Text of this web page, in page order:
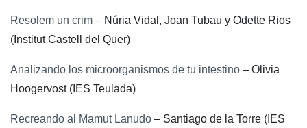
Resolem un crim – Núria Vidal, Joan Tubau y Odette Rios
(Institut Castell del Quer)
Analizando los microorganismos de tu intestino – Olivia
Hoogervost (IES Teulada)
Recreando al Mamut Lanudo – Santiago de la Torre (IES